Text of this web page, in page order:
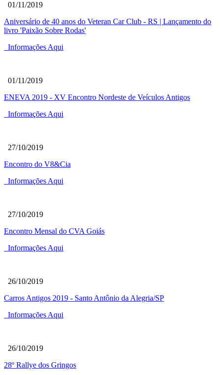
01/11/2019
Aniversário de 40 anos do Veteran Car Club - RS | Lançamento do
livro 'Paixão Sobre Rodas'
Informações Aqui
01/11/2019
ENEVA 2019 - XV Encontro Nordeste de Veículos Antigos
Informações Aqui
27/10/2019
Encontro do V8&Cia
Informações Aqui
27/10/2019
Encontro Mensal do CVA Goiás
Informações Aqui
26/10/2019
Carros Antigos 2019 - Santo Antônio da Alegria/SP
Informações Aqui
26/10/2019
28º Rallye dos Gringos